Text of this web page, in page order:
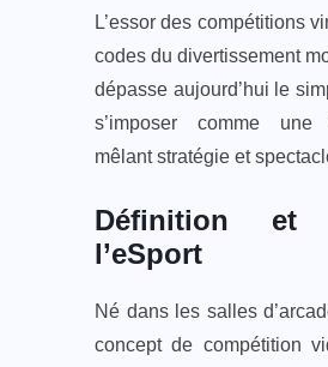
L’essor des compétitions
codes du divertissement
dépasse aujourd’hui le
s’imposer comme une
mêlant stratégie et
Définition et
l’eSport
Né dans les salles
concept de compétition